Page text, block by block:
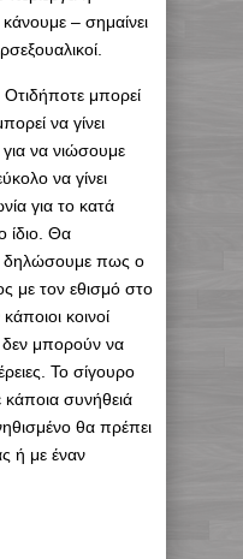
– σημαίνει
Οτιδήποτε μπορεί
να γίνει
για να νιώσουμε
να γίνει
για το κατά
ίδιο. Θα
δηλώσουμε πως ο
με τον εθισμό στο
κοινοί
δεν μπορούν να
Το σίγουρο
συνήθειά
θα πρέπει
ή με έναν